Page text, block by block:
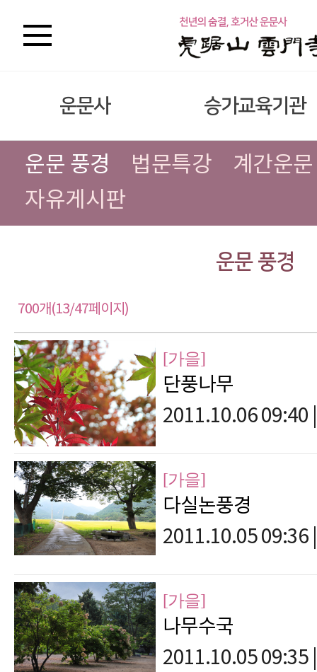
운문사 승가교육기관
운문 풍경 법문특강
계간운문
자유게시판
운문 풍경
700개(13/47페이지)
[가을]
단풍나무
2011.10.06 09:40
[가을]
다실논풍경
2011.10.05 09:36
[가을]
나무수국
2011.10.05 09:35